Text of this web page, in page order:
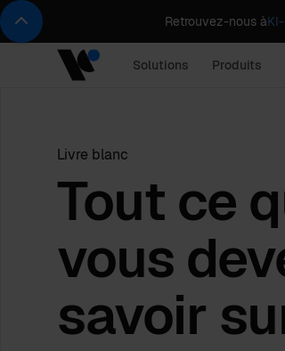
Retrouvez-nous à
Solutions Produits
Livre blanc
Tout ce
vous
savoir